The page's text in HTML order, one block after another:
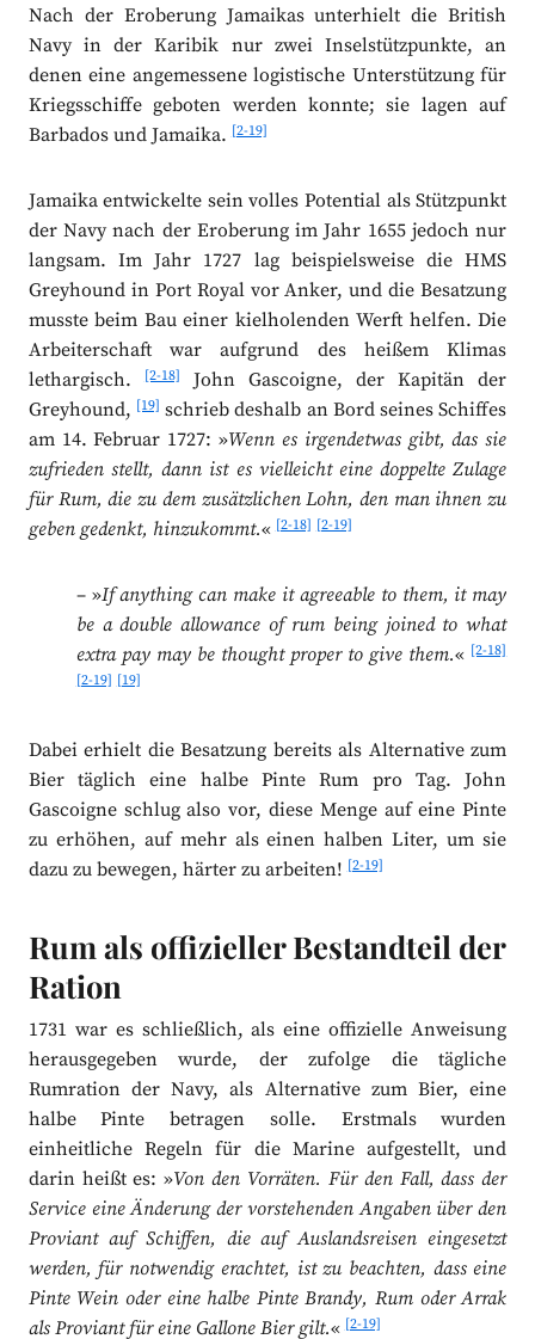
Nach der Eroberung Jamaikas unterhielt die British
Navy in der Karibik nur zwei Inselstützpunkte, an
denen eine angemessene logistische Unterstützung für
Kriegsschiffe geboten werden konnte; sie lagen auf
Barbados und Jamaika.[2-19]
Jamaika entwickelte sein volles Potential als Stützpunkt
der Navy nach der Eroberung im Jahr 1655 jedoch nur
langsam. Im Jahr 1727 lag beispielsweise die HMS
Greyhound in Port Royal vor Anker, und die Besatzung
musste beim Bau einer kielholenden Werft helfen. Die
Arbeiterschaft war aufgrund des heißem Klimas
lethargisch.[2-18]
John Gascoigne, der Kapitän der
Greyhound, [19] schrieb deshalb an Bord seines Schiffes
am 14. Februar 1727: »Wenn es irgendetwas gibt, das sie
zufrieden stellt, dann ist es vielleicht eine doppelte Zulage
für Rum, die zu dem zusätzlichen Lohn, den man ihnen zu
geben gedenkt, hinzukommt.«[2-18] [2-19]
– »If anything can make it agreeable to them, it may
be a double allowance of rum being joined to what
extra pay may be thought proper to give them.« [2-18]
[2-19] [19]
Dabei erhielt die Besatzung bereits als Alternative zum
Bier täglich eine halbe Pinte Rum pro Tag. John
Gascoigne schlug also vor, diese Menge auf eine Pinte
zu erhöhen, auf mehr als einen halben Liter, um sie
dazu zu bewegen, härter zu arbeiten![2-19]
Rum als offizieller Bestandteil der
Ration
1731 war es schließlich, als eine offizielle Anweisung
herausgegeben wurde, der zufolge die tägliche
Rumration der Navy, als Alternative zum Bier, eine
halbe Pinte betragen solle. Erstmals wurden
einheitliche Regeln für die Marine aufgestellt, und
darin heißt es: »Von den Vorräten. Für den Fall, dass der
Service eine Änderung der vorstehenden Angaben über den
Proviant auf Schiffen, die auf Auslandsreisen eingesetzt
werden, für notwendig erachtet, ist zu beachten, dass eine
Pinte Wein oder eine halbe Pinte Brandy, Rum oder Arrak
als Proviant für eine Gallone Bier gilt.«[2-19]